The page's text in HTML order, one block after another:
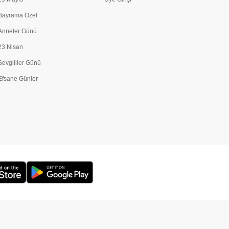
Özel
Günü
Nisan
Günü
Günler